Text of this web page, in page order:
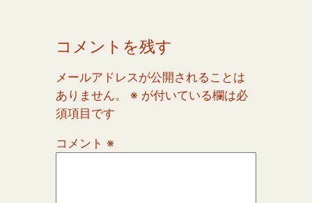
コメントを残す
メールアドレスが公開されることは
ありません。
※ が付いている欄は必
須項目です
コメント ※